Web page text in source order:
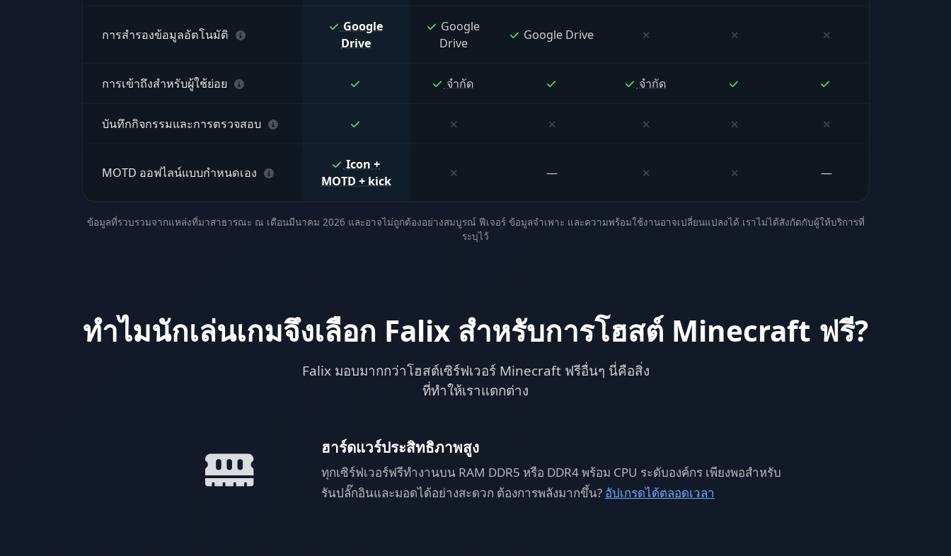
การสำรองข้อมูลอัตโนมัติ
Google
Drive
Google
Drive
Google Drive
การเข้าถึงสำหรับผู้ใช้ย่อย จำกัด จำกัด
บันทึกกิจกรรมและการตรวจสอบ
MOTD ออฟไลน์แบบกำหนดเอง
Icon +
MOTD + kick
— —
ข้อมูลที่รวบรวมจากแหล่งที่มาสาธารณะ ณ เดือนมีนาคม 2026 และอาจไม่ถูกต้องอย่างสมบูรณ์ ฟีเจอร์ ข้อมูลจำเพาะ และความพร้อมใช้งานอาจเปลี่ยนแปลงได้ เราไม่ได้สังกัดกับผู้ให้บริการที่
ระบุไว้
ทำไมนักเล่นเกมจึงเลือก Falix สำหรับการโฮสต์ Minecraft ฟรี?
Falix มอบมากกว่าโฮสต์เซิร์ฟเวอร์ Minecraft ฟรีอื่นๆ นี่คือสิ่ง
ที่ทำให้เราแตกต่าง
ฮาร์ดแวร์ประสิทธิภาพสูง
ทุกเซิร์ฟเวอร์ฟรีทำงานบน RAM DDR5 หรือ DDR4 พร้อม CPU ระดับองค์กร เพียงพอสำหรับ
รันปลั๊กอินและมอดได้อย่างสะดวก ต้องการพลังมากขึ้น? อัปเกรดได้ตลอดเวลา